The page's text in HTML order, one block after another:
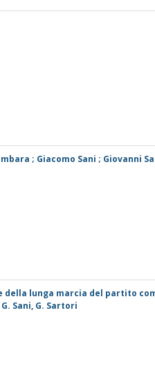
; Giacomo Sani ; Giovanni
della lunga marcia del partito
Sani, G. Sartori